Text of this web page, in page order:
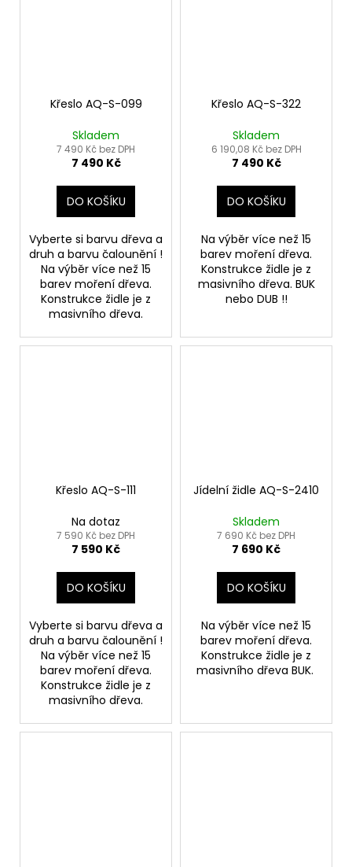
Křeslo AQ-S-099
Skladem
7 490 Kč bez DPH
7 490 Kč
DO KOŠÍKU
Vyberte si barvu dřeva a
druh a barvu čalounění !
Na výběr více než 15
barev moření dřeva.
Konstrukce židle je z
masivního dřeva.
Křeslo AQ-S-322
Skladem
6 190,08 Kč bez DPH
7 490 Kč
DO KOŠÍKU
Na výběr více než 15
barev moření dřeva.
Konstrukce židle je z
masivního dřeva. BUK
nebo DUB !!
Křeslo AQ-S-111
Na dotaz
7 590 Kč bez DPH
7 590 Kč
DO KOŠÍKU
Vyberte si barvu dřeva a
druh a barvu čalounění !
Na výběr více než 15
barev moření dřeva.
Konstrukce židle je z
masivního dřeva.
Jídelní židle AQ-S-2410
Skladem
7 690 Kč bez DPH
7 690 Kč
DO KOŠÍKU
Na výběr více než 15
barev moření dřeva.
Konstrukce židle je z
masivního dřeva BUK.